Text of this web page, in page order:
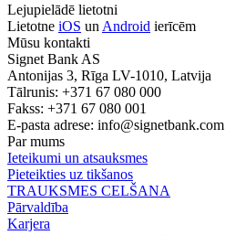
Lejupielādē lietotni
Lietotne iOS un Android ierīcēm
Mūsu kontakti
Signet Bank AS
Antonijas 3, Rīga LV-1010, Latvija
Tālrunis: +371 67 080 000
Fakss: +371 67 080 001
E-pasta adrese: info@signetbank.com
Par mums
Ieteikumi un atsauksmes
Pieteikties uz tikšanos
TRAUKSMES CELŠANA
Pārvaldība
Karjera